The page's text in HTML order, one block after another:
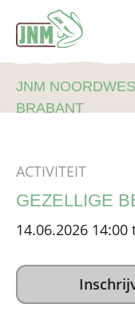
JNM
BRABANT
ACTIVITEIT
GEZELLIGE
14.06.2026 14:00